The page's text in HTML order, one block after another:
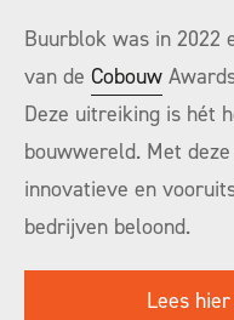
Buurblok was in 2022
van de Cobouw
Deze uitreiking is hét
bouwwereld. Met
innovatieve en
bedrijven beloond.
Lees